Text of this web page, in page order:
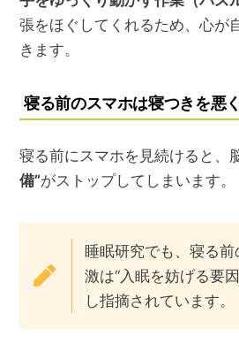
張をほぐしてくれるため、心が
きます。
寝る前のスマホは寝つきを悪
寝る前にスマホを見続けると、
備”がストップしてしまいます。
睡眠研究でも、寝る
激は“入眠を妨げる要
し指摘されています。